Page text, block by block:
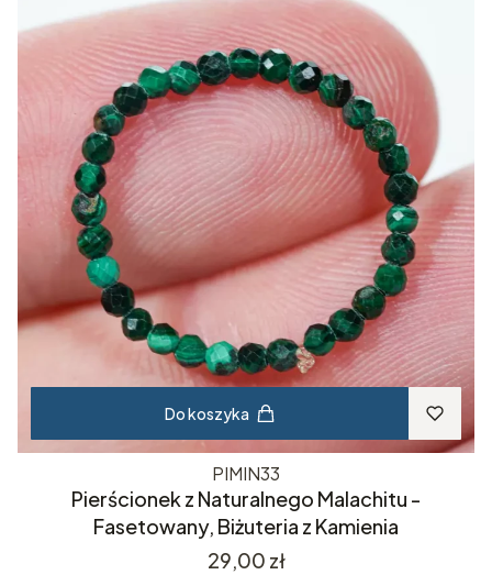
Do koszyka
PIMIN33
Pierścionek z Naturalnego Malachitu -
Fasetowany, Biżuteria z Kamienia
Cena
29,00 zł